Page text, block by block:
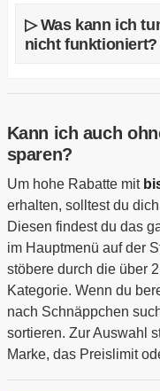
Rabattbedingungen
Ausnahmen von der
in den Details
Bedauerlicherweise
Gutscheincode pro
▷ Was kann ich
nicht funktioniert?
folgenden Hinweise
oder andere Punkt
Befinden sich
im Code?
Ist der
Kann der
Kundengruppe
Sind bestimmte
ausgeschlossen?
Ist der Rabatt nur
einlösbar?
Kann ich auch
sparen?
Um hohe Rabatte mit
erhalten, solltest du
Diesen findest du das
im Hauptmenü auf der
stöbere durch die über
Kategorie. Wenn du
nach Schnäppchen
sortieren. Zur Auswahl
Marke, das Preislimit